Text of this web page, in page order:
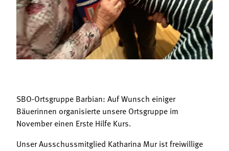
Mitgliedschaft
Landessekretariat
Bäuerliche Buffets
Hofgeschichten
SBO-Ortsgruppe Barbian: Auf Wunsch einiger
Bäuerinnen organisierte unsere Ortsgruppe im
November einen Erste Hilfe Kurs.
Unser Ausschussmitglied Katharina Mur ist freiwillige